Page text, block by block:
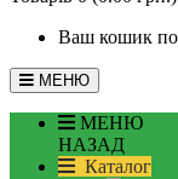
Ваш кошик
МЕНЮ
МЕНЮ
НАЗАД
Каталог